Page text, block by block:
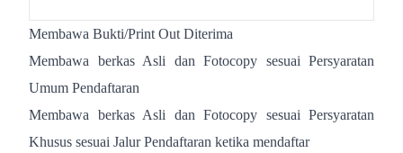
Membawa Bukti/Print Out Diterima
Membawa berkas Asli dan Fotocopy sesuai Persyaratan
Umum Pendaftaran
Membawa berkas Asli dan Fotocopy sesuai Persyaratan
Khusus sesuai Jalur Pendaftaran ketika mendaftar